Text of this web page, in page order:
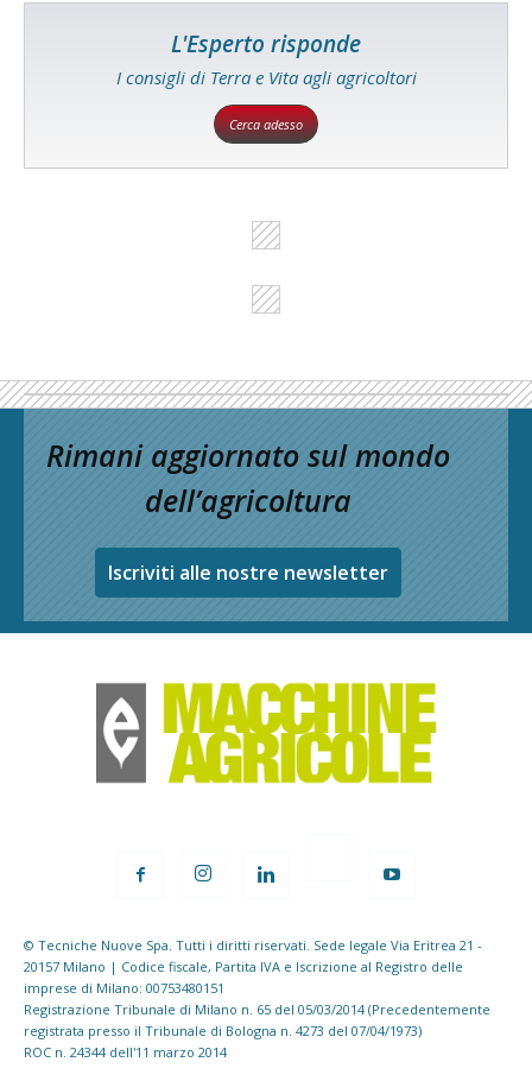
L'Esperto risponde
I consigli di Terra e Vita agli agricoltori
Cerca adesso
Rimani aggiornato sul mondo
dell’agricoltura
Iscriviti alle nostre newsletter
© Tecniche Nuove Spa. Tutti i diritti riservati. Sede legale Via Eritrea 21 -
20157 Milano | Codice fiscale, Partita IVA e Iscrizione al Registro delle
imprese di Milano: 00753480151
Registrazione Tribunale di Milano n. 65 del 05/03/2014 (Precedentemente
registrata presso il Tribunale di Bologna n. 4273 del 07/04/1973)
ROC n. 24344 dell'11 marzo 2014